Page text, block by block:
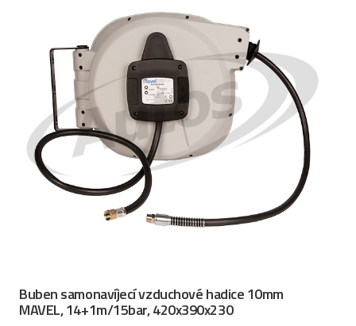
Buben samonavíjecí vzduchové hadice 10mm
MAVEL, 14+1m/15bar, 420x390x230